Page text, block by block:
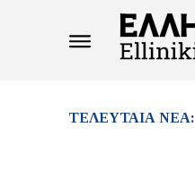
ΤΕΛΕΥΤΑΊΑ ΝΈΑ: